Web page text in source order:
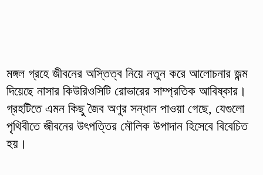
মঙ্গল গ্রহে জীবনের অস্তিত্ব নিয়ে নতুন করে আলোচনার জন্ম
দিয়েছে নাসার কিউরিওসিটি রোভারের সাম্প্রতিক আবিষ্কার।
গ্রহটিতে এমন কিছু জৈব অণুর সন্ধান পাওয়া গেছে, যেগুলো
পৃথিবীতে জীবনের উৎপত্তির মৌলিক উপাদান হিসেবে বিবেচিত
হয়।